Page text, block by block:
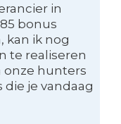
in
bonus
kan ik nog
te realiseren
onze hunters
je vandaag